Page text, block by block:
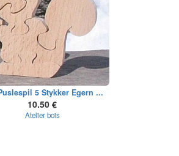
5 Stykker Egern ...
10.50 €
Atelier bois